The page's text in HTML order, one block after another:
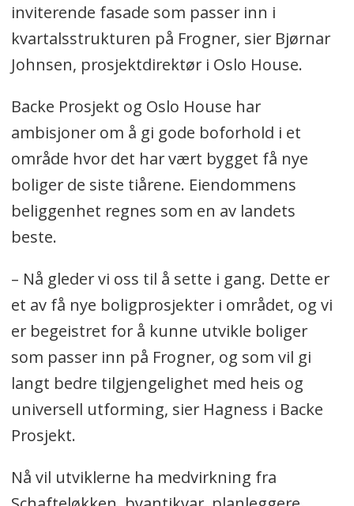
inviterende fasade som passer inn i
kvartalsstrukturen på Frogner, sier Bjørnar
Johnsen, prosjektdirektør i Oslo House.
Backe Prosjekt og Oslo House har
ambisjoner om å gi gode boforhold i et
område hvor det har vært bygget få nye
boliger de siste tiårene. Eiendommens
beliggenhet regnes som en av landets
beste.
– Nå gleder vi oss til å sette i gang. Dette er
et av få nye boligprosjekter i området, og vi
er begeistret for å kunne utvikle boliger
som passer inn på Frogner, og som vil gi
langt bedre tilgjengelighet med heis og
universell utforming, sier Hagness i Backe
Prosjekt.
Nå vil utviklerne ha medvirkning fra